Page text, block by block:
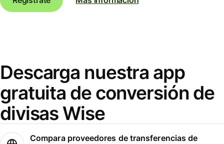
Descarga nuestra app
gratuita de conversión de
divisas Wise
Compara proveedores de transferencias de